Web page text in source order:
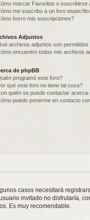
marcar Favoritos o suscribirse
me suscribo a un foro
borro mis suscripciones?
Adjuntos
archivos adjuntos son permitidos
encuentro todos mis archivos
de phpBB
programó este foro?
qué este foro no tiene tal cosa?
quién se puede contactar
puedo ponerme en contacto
casos necesitará
invitado no disfrutaría,
Es muy recomendable.